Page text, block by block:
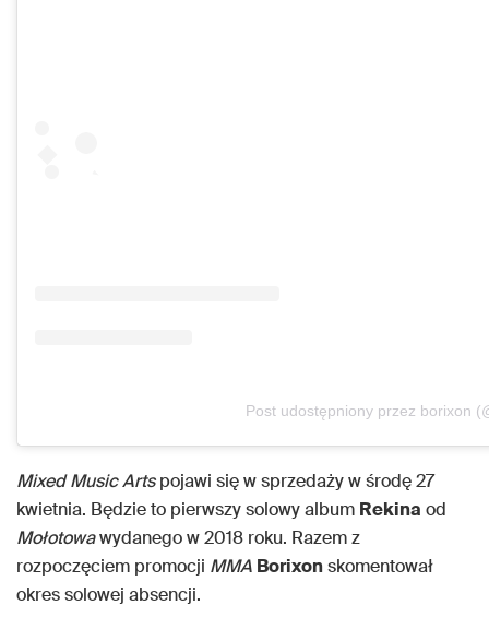
Post udostępniony przez borixon
Mixed Music Artspojawi się w sprzedaży w środę 27
kwietnia. Będzie to pierwszy solowy album Rekina od
Mołotowawydanego w 2018 roku. Razem z
rozpoczęciem promocji MMA Borixonskomentował
okres solowej absencji.